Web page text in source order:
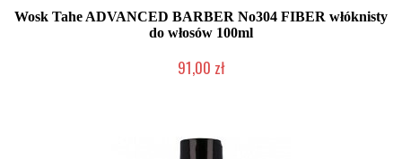
Wosk Tahe ADVANCED BARBER No304 FIBER włóknisty
do włosów 100ml
91,00 zł